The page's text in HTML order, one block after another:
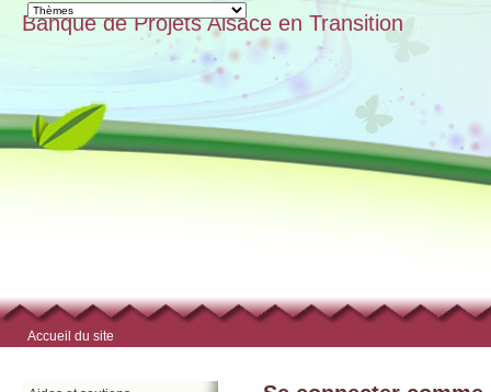
Banque de Projets Alsace en Transition
Accueil du site